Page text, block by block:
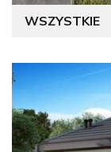
WSZYSTKIE